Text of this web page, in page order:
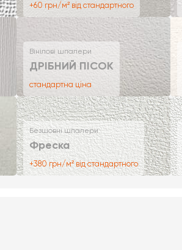
+60 грн/м² від стандартного
Вінілові шпалери
ДРІБНИЙ ПІСОК
стандартна ціна
Безшовні шпалери
Фреска
+380 грн/м² від стандартного